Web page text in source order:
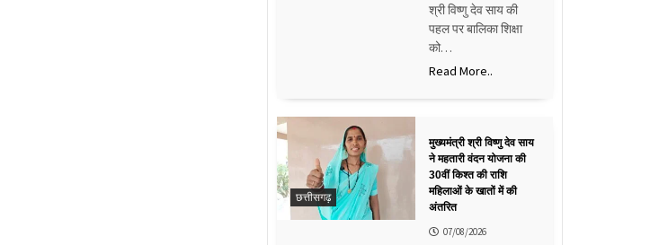
श्री विष्णु देव साय की
पहल पर बालिका शिक्षा
को…
Read More..
छत्तीसगढ़
मुख्यमंत्री श्री विष्णु देव साय
ने महतारी वंदन योजना की
30वीं किश्त की राशि
महिलाओं के खातों में की
अंतरित
07/08/2026